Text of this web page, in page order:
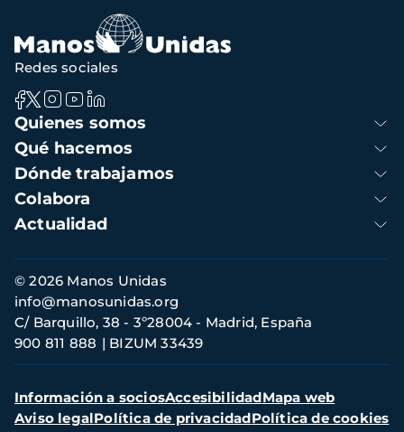
Navegación
principal
Quienes somos
Qué hacemos
Dónde trabajamos
Colabora
Actualidad
Redes sociales
Información
de
contacto
© 2026 Manos Unidas
C/ Barquillo, 38 - 3º28004 - Madrid, España
900 811 888
BIZUM 33439
info@manosunidas.org
Menú
secundario
Información a sociosAccesibilidadMapa web
Aviso legalPolítica de privacidadPolítica de cookies